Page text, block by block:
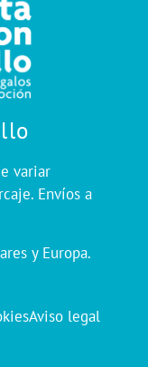
variar
Envíos a
y Europa.
Aviso legal